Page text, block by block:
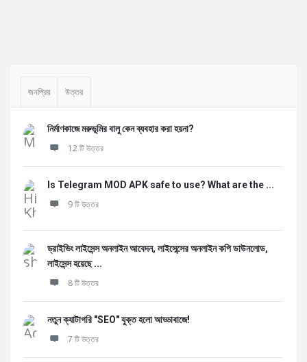
Sidebar
জনপ্রিয় উত্তর
নির্মাণকাজে মরুভূমির বালু কেন ব্যবহার করা হয়না?
12 টি উত্তর
Is Telegram MOD APK safe to use? What are the ...
9 টি উত্তর
ড্রাইভিং লাইসেন্স অনলাইন আবেদন, লাইসেন্সের অনলাইন কপি ডাউনলোড,
লাইসেন্স হয়েছে ...
8 টি উত্তর
নতুন ক্যাটাগরি "SEO" যুক্ত হলো আড্ডাবাজে!
7 টি উত্তর